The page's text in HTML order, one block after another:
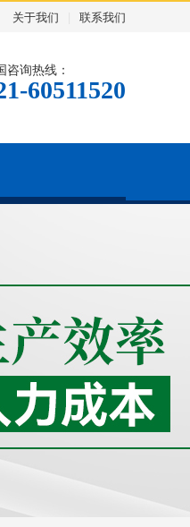
关于我们 联系我们
咨询热线：
60511520